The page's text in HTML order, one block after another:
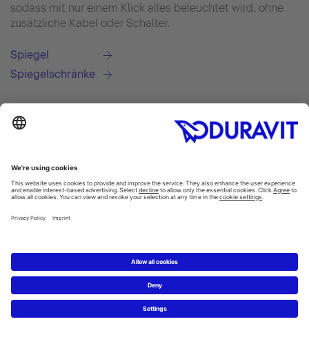
sodass mit nur einem Klick alles beleuchtet wird, ohne
zusätzliche Kabel oder Schalter.
Spiegel
Spiegelschränke
Vitrium WCs